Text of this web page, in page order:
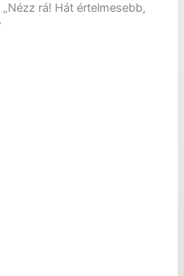
rá! Hát értelmesebb,